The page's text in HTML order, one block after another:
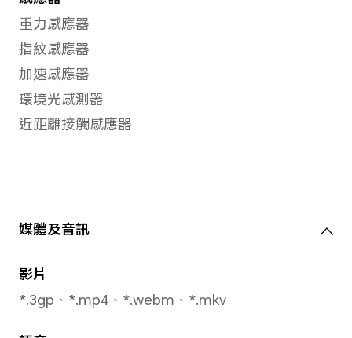
前置鏡頭
500萬像自拍鏡頭（f/2.2 光圈
*不同照片和影片模式下像素可能會有
準。